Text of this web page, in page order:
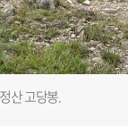
산 고당봉.